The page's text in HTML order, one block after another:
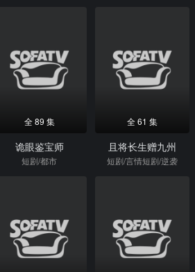
全 89 集
诡眼鉴宝师
短剧/都市
全 61 集
且将长生赠九州
短剧/言情短剧/逆袭